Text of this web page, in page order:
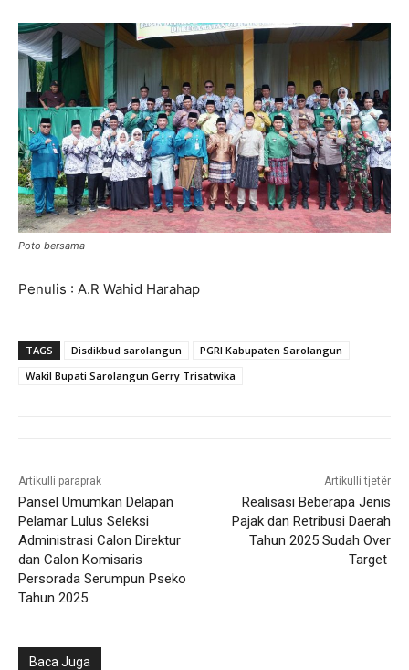
Poto bersama
Penulis : A.R Wahid Harahap
TAGS Disdikbud sarolangun
PGRI Kabupaten Sarolangun
Wakil Bupati Sarolangun Gerry Trisatwika
Artikulli paraprak
Pansel Umumkan Delapan
Pelamar Lulus Seleksi
Administrasi Calon Direktur
dan Calon Komisaris
Persorada Serumpun Pseko
Tahun 2025
Artikulli tjetër
Realisasi Beberapa Jenis
Pajak dan Retribusi Daerah
Tahun 2025 Sudah Over
Target
Baca Juga